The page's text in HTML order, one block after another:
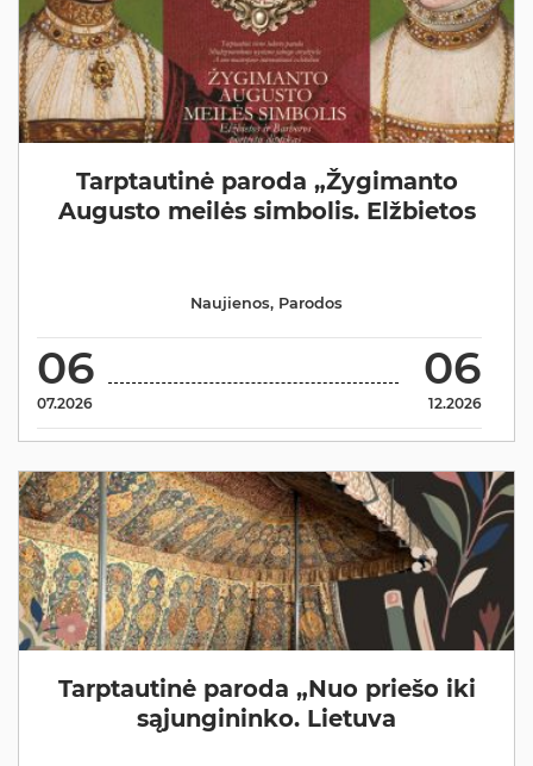
Tarptautinė paroda „Žygimanto
Augusto meilės simbolis. Elžbietos
06
07.2026
06
12.2026
Naujienos, Parodos
Tarptautinė paroda „Nuo priešo iki
sąjungininko. Lietuva